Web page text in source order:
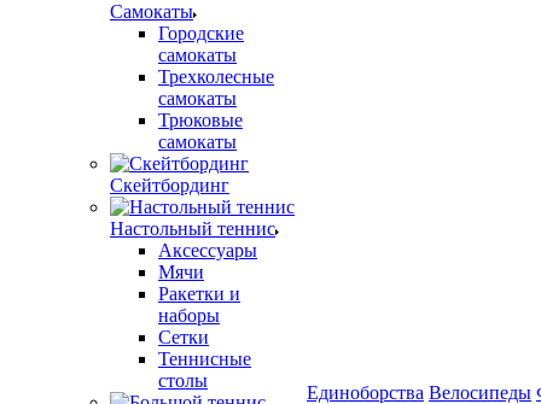
Самокаты
Городские
самокаты
Трехколесные
самокаты
Трюковые
самокаты
Скейтбординг
Настольный теннис
Аксессуары
Мячи
Ракетки и
наборы
Сетки
Теннисные
столы
Единоборства Велосипеды